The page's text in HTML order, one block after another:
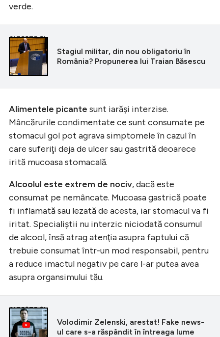
verde.
CITEȘTE ȘI
Stagiul militar, din nou obligatoriu în
România? Propunerea lui Traian Băsescu
Alimentele picante sunt iarăşi interzise.
Mâncărurile condimentate ce sunt consumate pe
stomacul gol pot agrava simptomele în cazul în
care suferiţi deja de ulcer sau gastrită deoarece
irită mucoasa stomacală.
Alcoolul este extrem de nociv, dacă este
consumat pe nemâncate. Mucoasa gastrică poate
fi inflamată sau lezată de acesta, iar stomacul va fi
iritat. Specialiştii nu interzic niciodată consumul
de alcool, însă atrag atenţia asupra faptului că
trebuie consumat într-un mod responsabil, pentru
a reduce imactul negativ pe care l-ar putea avea
asupra organsimului tău.
CITEȘTE ȘI
Volodimir Zelenski, arestat! Fake news-
ul care s-a răspândit în întreaga lume